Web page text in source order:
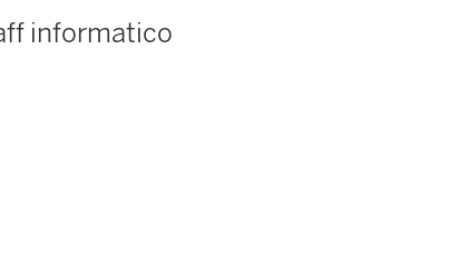
informatico